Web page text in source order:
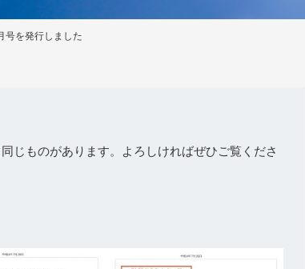
号を発行しました
じものがあります。よろしければぜひご覧くださ